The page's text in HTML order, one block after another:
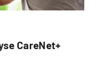
CareNet+